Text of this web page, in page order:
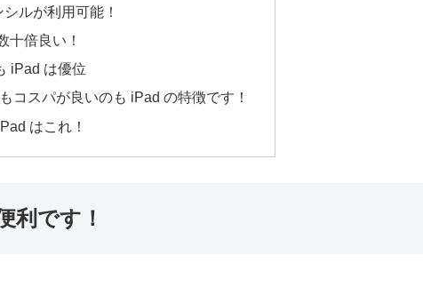
ルが利用可能！
十倍良い！
iPad は優位
コスパが良いのも iPad の特徴です！
はこれ！
利です！